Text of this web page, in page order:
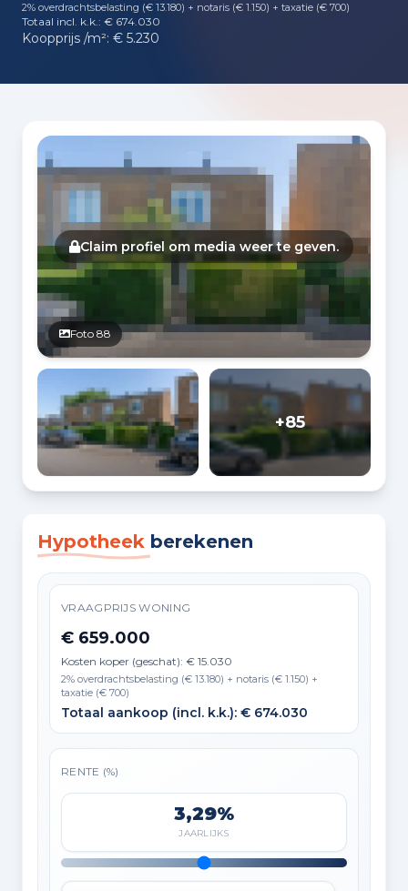
2% overdrachtsbelasting (€ 13.180) + notaris (€ 1.150) + taxatie (€ 700)
Totaal incl. k.k.: € 674.030
Koopprijs /m²: € 5.230
Fotogalerij
Foto 88
Claim profiel om media weer te geven.
+85
Hypotheek berekenen
VRAAGPRIJS WONING
€ 659.000
Kosten koper (geschat): € 15.030
2% overdrachtsbelasting (€ 13.180) + notaris (€ 1.150) +
taxatie (€ 700)
Totaal aankoop (incl. k.k.): € 674.030
RENTE (%)
3,29%
JAARLIJKS